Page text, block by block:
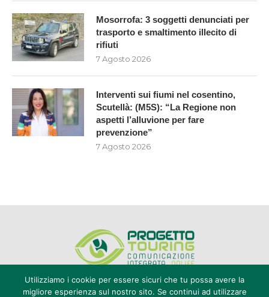
Mosorrofa: 3 soggetti denunciati per
trasporto e smaltimento illecito di
rifiuti
7 Agosto 2026
Interventi sui fiumi nel cosentino,
Scutellà: (M5S): “La Regione non
aspetti l’alluvione per fare
prevenzione”
7 Agosto 2026
Utilizziamo i cookie per essere sicuri che tu possa avere la
migliore esperienza sul nostro sito. Se continui ad utilizzare